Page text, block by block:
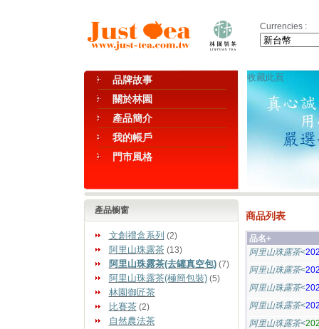
Currencies :
品牌故事
關於林園
產品簡介
我的帳戶
門市風格
收藏此頁
產品櫥窗
文創禮盒系列 (2)
阿里山珠露茶(13)
阿里山珠露茶(去罐真空包)(7)
阿里山珠露茶(極簡包裝)(5)
林園御匠茶
比賽茶(2)
自然農法茶
商品列表
品名+
阿里山珠露茶<
阿里山珠露茶<
阿里山珠露茶<
阿里山珠露茶<
阿里山珠露茶<